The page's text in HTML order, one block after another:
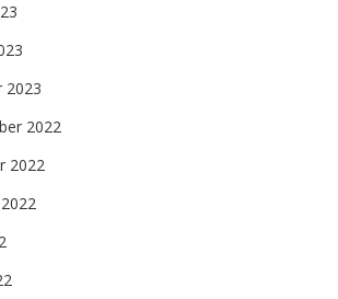
2023
2022
2022